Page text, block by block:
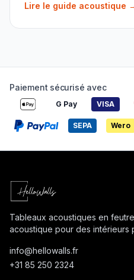
Lire le guide acoustique
Paiement sécurisé avec
G Pay VISA
SEPA Wero
Tableaux acoustiques en
acoustique pour des intérieurs
info@hellowalls.fr
+31 85 250 2324